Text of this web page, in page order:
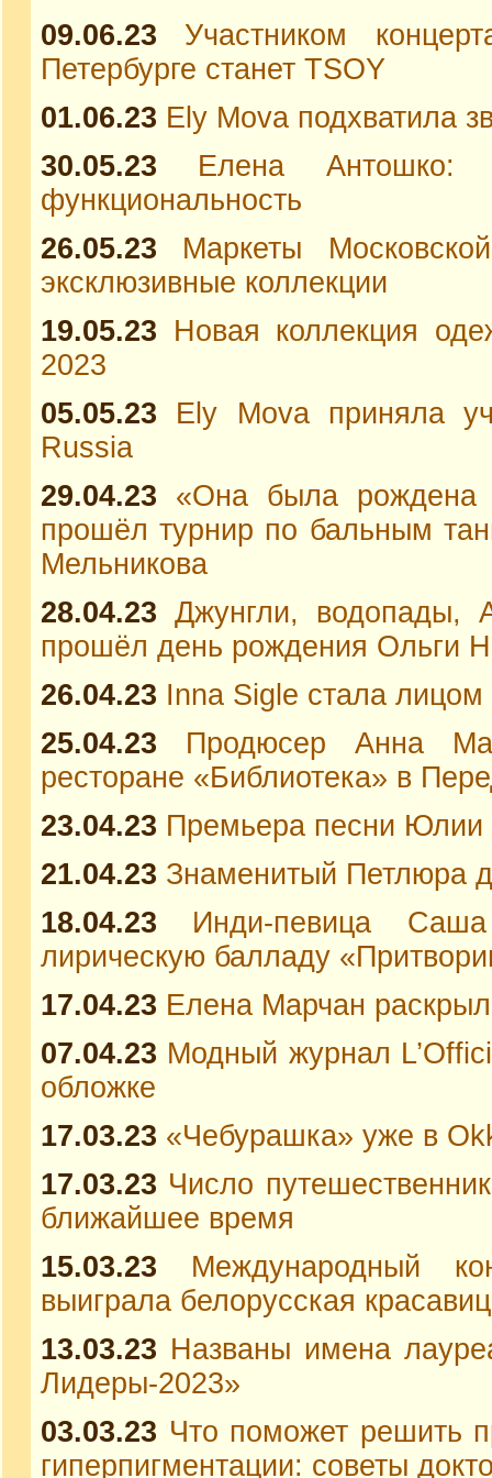
09.06.23
Участником
Петербурге станет TSOY
01.06.23 Ely Mova подхватила
30.05.23
Елена
функциональность
26.05.23
Маркеты
эксклюзивные коллекции
19.05.23 Новая коллекция
2023
05.05.23
Ely Mova приняла
Russia
29.04.23
«Она была рождена
прошёл турнир по бальным
Мельникова
28.04.23 Джунгли, водопады,
прошёл день рождения Ольги
26.04.23 Inna Sigle стала
25.04.23
Продюсер Анна
ресторане «Библиотека» в
23.04.23 Премьера песни Юлии
21.04.23 Знаменитый Петлюра
18.04.23
Инди-певица
лирическую балладу
17.04.23 Елена Марчан
07.04.23 Модный журнал
обложке
17.03.23 «Чебурашка» уже в
17.03.23 Число
ближайшее время
15.03.23
Международный
выиграла белорусская
13.03.23 Названы имена
Лидеры-2023»
03.03.23 Что поможет решить
гиперпигментации: советы